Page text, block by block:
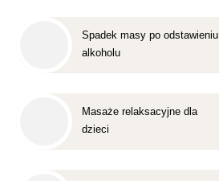
Spadek masy po odstawieniu
alkoholu
Masaże relaksacyjne dla
dzieci